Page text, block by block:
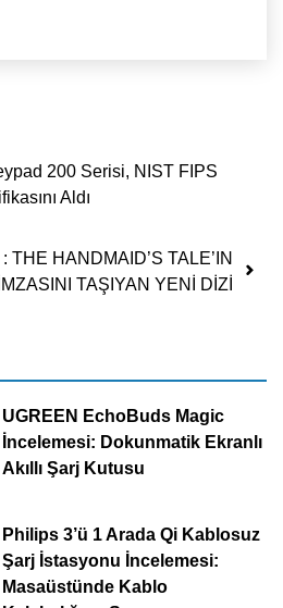
200 Serisi, NIST FIPS
Aldı
HANDMAID’S TALE’IN
TAŞIYAN YENİ DİZİ
UGREEN EchoBuds Magic
İncelemesi: Dokunmatik Ekranlı
Akıllı Şarj Kutusu
Philips 3’ü 1 Arada Qi Kablosuz
Şarj İstasyonu İncelemesi:
Masaüstünde Kablo